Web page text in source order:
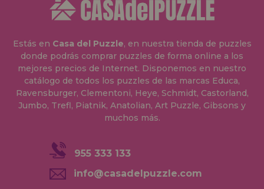
Estás en Casa del Puzzle, en nuestra tienda de puzzles
donde podrás comprar puzzles de forma online a los
mejores precios de Internet. Disponemos en nuestro
catálogo de todos los puzzles de las marcas Educa,
Ravensburger, Clementoni, Heye, Schmidt, Castorland,
Jumbo, Trefl, Piatnik, Anatolian, Art Puzzle, Gibsons y
muchos más.
955 333 133
info@casadelpuzzle.com